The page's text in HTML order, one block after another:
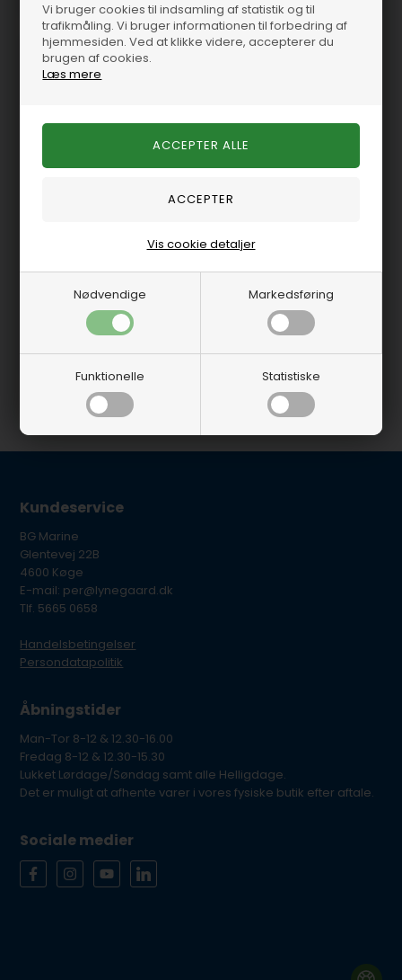
Vi bruger cookies til indsamling af statistik og til
trafikmåling. Vi bruger informationen til forbedring af
hjemmesiden. Ved at klikke videre, accepterer du
brugen af cookies.
Læs mere
Nødvendige Markedsføring
Funktionelle Statistiske
Vis cookie detaljer
Help
hverdage
Kundeservice
BG Marine
Glentevej 22B
4600 Køge
E-mail: per@lynegaard.dk
Tlf. 5665 0658
Handelsbetingelser
Persondatapolitik
Åbningstider
Man-Tor 8-12 & 12.30-16.00
Fredag 8-12 & 12.30-15.30
Lukket Lørdage/Søndag samt alle Helligdage.
Det er muligt at afhente varer i vores fysiske butik efter aftale.
Sociale medier